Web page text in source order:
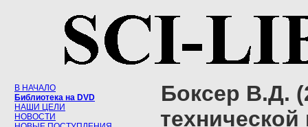
В НАЧАЛО
Библиотека на DVD
НАШИ ЦЕЛИ
НОВОСТИ
Боксер В.Д.